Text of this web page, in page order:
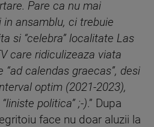
Pare ca nu mai
ansamblu, ci trebuie
si “celebra” localitate Las
care ridiculizeaza viata
calendas graecas”, desi
optim (2021-2023),
politica” ;-).” Dupa
face nu doar aluzii la